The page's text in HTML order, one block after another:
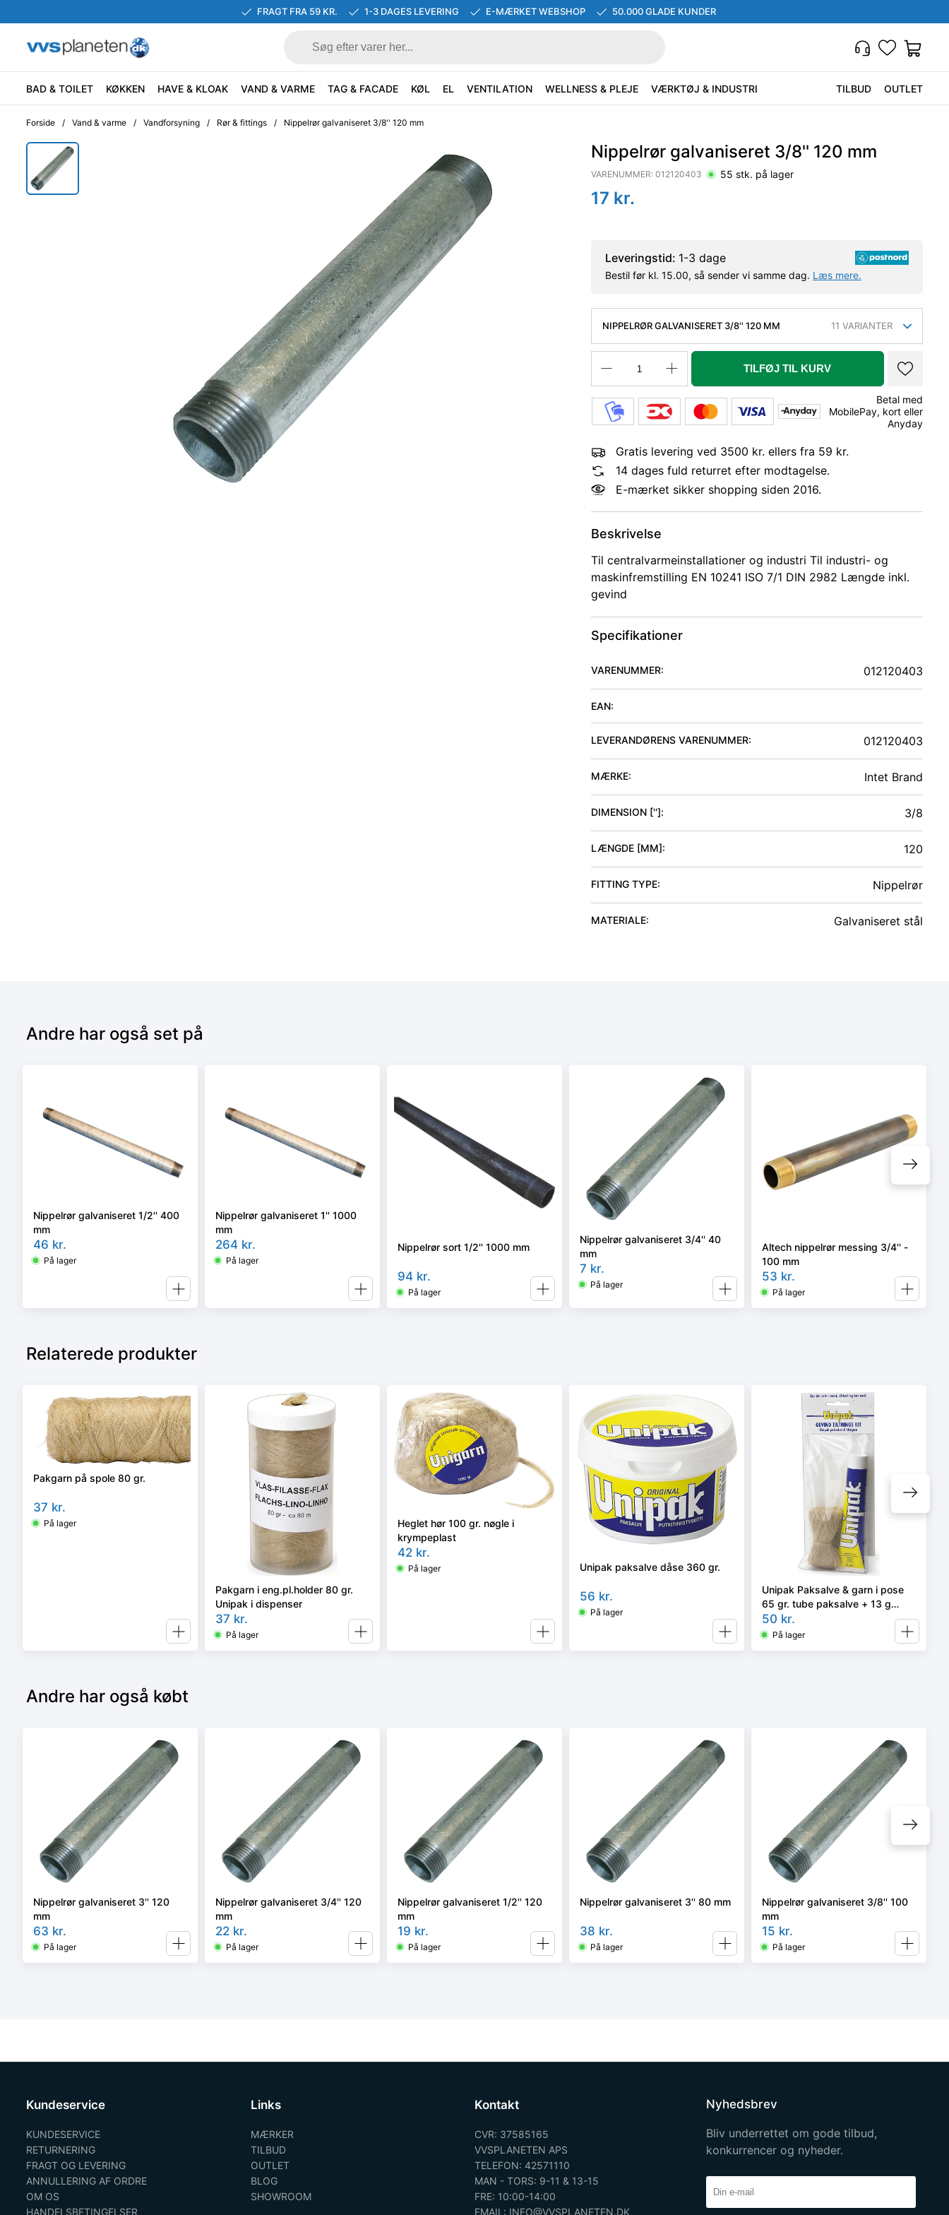
FRAGT FRA 59 KR. 1-3 DAGES LEVERING E-MÆRKET WEBSHOP 50.000 GLADE KUNDER
BAD & TOILET KØKKEN HAVE & KLOAK VAND & VARME TAG & FACADE KØL EL VENTILATION WELLNESS & PLEJE VÆRKTØJ & INDUSTRI TILBUD OUTLET
Forside / Vand & varme / Vandforsyning / Rør & fittings / Nippelrør galvaniseret 3/8'' 120 mm
Nippelrør galvaniseret 3/8'' 120 mm
VARENUMMER: 012120403 55 stk. på lager
17 kr.
Leveringstid: 1-3 dage
Bestil før kl. 15.00, så sender vi samme dag. Læs mere.
NIPPELRØR GALVANISERET 3/8'' 120 MM 11 VARIANTER
TILFØJ TIL KURV
Betal med
MobilePay, kort eller
Anyday
Gratis levering ved 3500 kr. ellers fra 59 kr.
14 dages fuld returret efter modtagelse.
E-mærket sikker shopping siden 2016.
Beskrivelse
Til centralvarmeinstallationer og industri Til industri- og
maskinfremstilling EN 10241 ISO 7/1 DIN 2982 Længde inkl.
gevind
Specifikationer
VARENUMMER: 012120403
EAN:
LEVERANDØRENS VARENUMMER: 012120403
MÆRKE: Intet Brand
DIMENSION ['']: 3/8
LÆNGDE [MM]: 120
FITTING TYPE: Nippelrør
MATERIALE: Galvaniseret stål
Andre har også set på
Nippelrør galvaniseret 1/2'' 400
mm
46 kr.
På lager
Nippelrør galvaniseret 1'' 1000
mm
264 kr.
På lager
Nippelrør sort 1/2'' 1000 mm
94 kr.
På lager
Nippelrør galvaniseret 3/4'' 40
mm
7 kr.
På lager
Altech nippelrør messing 3/4'' -
100 mm
53 kr.
På lager
Relaterede produkter
Pakgarn på spole 80 gr.
37 kr.
På lager
Pakgarn i eng.pl.holder 80 gr.
Unipak i dispenser
37 kr.
På lager
Heglet hør 100 gr. nøgle i
krympeplast
42 kr.
På lager Unipak paksalve dåse 360 gr.
56 kr.
På lager
Unipak Paksalve & garn i pose
65 gr. tube paksalve + 13 g
pakgarn
50 kr.
På lager
Andre har også købt
Nippelrør galvaniseret 3'' 120
mm
63 kr.
På lager
Nippelrør galvaniseret 3/4'' 120
mm
22 kr.
På lager
Nippelrør galvaniseret 1/2'' 120
mm
19 kr.
På lager
Nippelrør galvaniseret 3'' 80 mm
38 kr.
På lager
Nippelrør galvaniseret 3/8'' 100
mm
15 kr.
På lager
Kundeservice
KUNDESERVICE
RETURNERING
FRAGT OG LEVERING
ANNULLERING AF ORDRE
OM OS
HANDELSBETINGELSER
Links
MÆRKER
TILBUD
OUTLET
BLOG
SHOWROOM
Kontakt
CVR: 37585165
VVSPLANETEN APS
TELEFON: 42571110
MAN - TORS: 9-11 & 13-15
FRE: 10:00-14:00
EMAIL: INFO@VVSPLANETEN.DK
Nyhedsbrev
Bliv underrettet om gode tilbud,
konkurrencer og nyheder.